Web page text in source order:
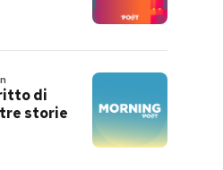
di
storie